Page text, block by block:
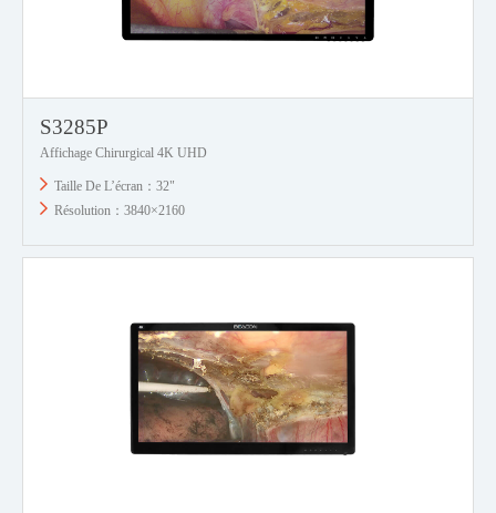
S3285P
Affichage Chirurgical 4K UHD
Taille De L’écran：32"
Résolution：3840×2160